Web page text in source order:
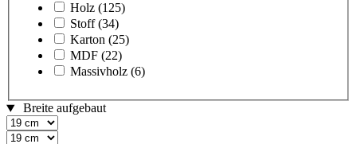
Holz (125)
Stoff (34)
Karton (25)
MDF (22)
Massivholz (6)
Breite aufgebaut